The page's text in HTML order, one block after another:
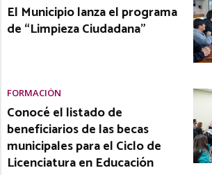
El Municipio lanza el programa
de “Limpieza Ciudadana”
FORMACIÓN
Conocé el listado de
beneficiarios de las becas
municipales para el Ciclo de
Licenciatura en Educación